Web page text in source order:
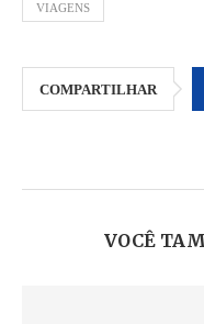
VIAGENS
COMPARTILHAR
VOCÊ